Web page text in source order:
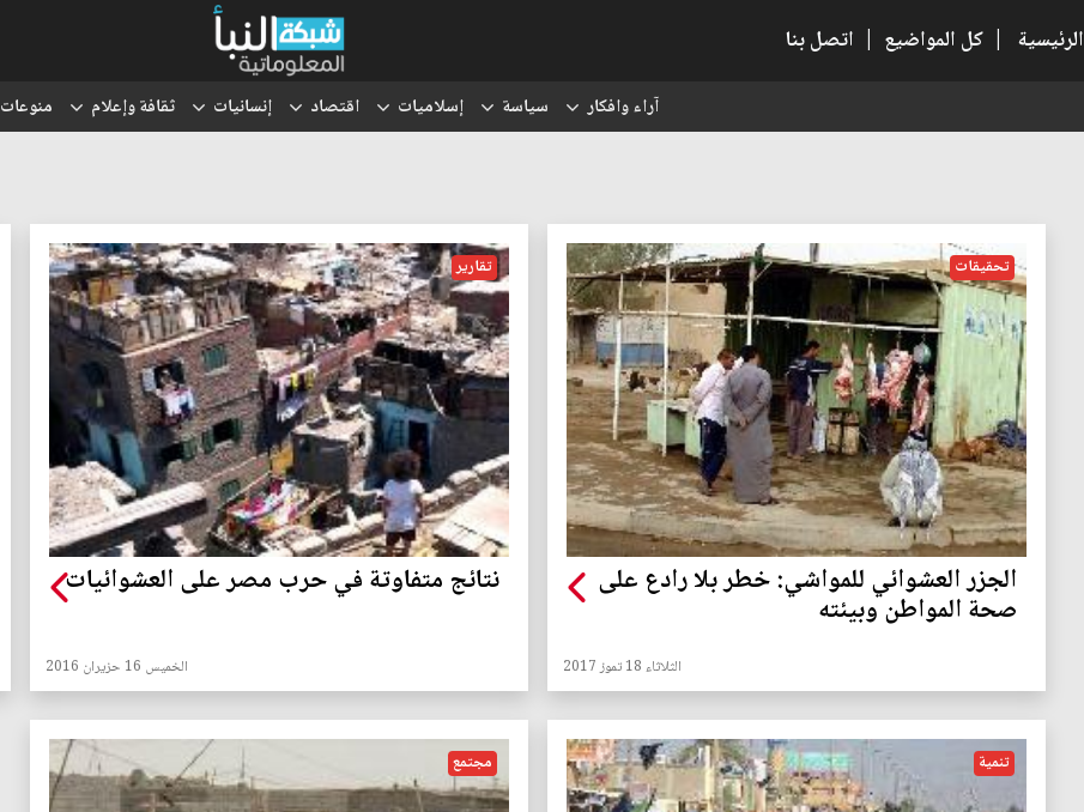
الرئيسية | كل المواضيع | اتصل بنا
آراء وافكار سياسة إسلاميات اقتصاد إنسانيات ثقافة وإعلام منوعات
تحقيقات
الجزر العشوائي للمواشي: خطر بلا رادع على
صحة المواطن وبيئته
الثلاثاء 18 تموز 2017
تقارير
نتائج متفاوتة في حرب مصر على العشوائيات
الخميس 16 حزيران 2016
تنمية مجتمع